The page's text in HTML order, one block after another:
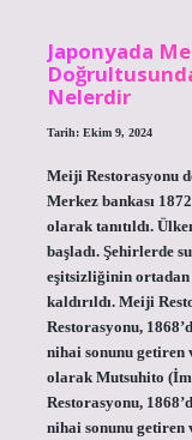
Japonyada
Nelerdir
Tarih: Ekim 9, 2024
Meiji Restorasyonu
Merkez bankası
olarak tanıtıldı.
başladı. Şehirlerde
eşitsizliğinin ortadan
kaldırıldı. Meiji
Restorasyonu,
nihai sonunu getiren
olarak Mutsuhito
Restorasyonu,
nihai sonunu getiren